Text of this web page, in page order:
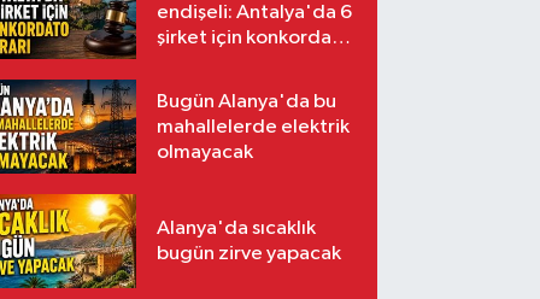
endişeli: Antalya'da 6
şirket için konkordato
Bugün Alanya'da bu
mahallelerde elektrik
olmayacak
Alanya'da sıcaklık
bugün zirve yapacak